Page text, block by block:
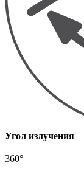
Угол излучения
360°